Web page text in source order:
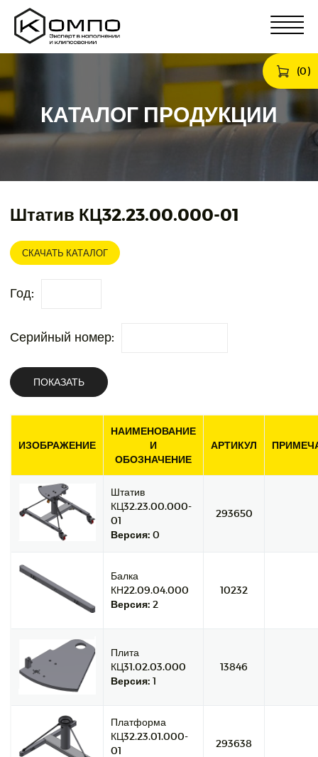
(0)
КАТАЛОГ ПРОДУКЦИИ
Штатив КЦ32.23.00.000-01
СКАЧАТЬ КАТАЛОГ
Год:
Серийный номер:
ПОКАЗАТЬ
ИЗОБРАЖЕНИЕ
НАИМЕНОВАНИЕ
И
ОБОЗНАЧЕНИЕ
АРТИКУЛ
Штатив
КЦ32.23.00.000-
01
Версия: 0
293650
Балка
КН22.09.04.000
Версия: 2
10232
Плита
КЦ31.02.03.000
Версия: 1
13846
Платформа
КЦ32.23.01.000-
01
293638